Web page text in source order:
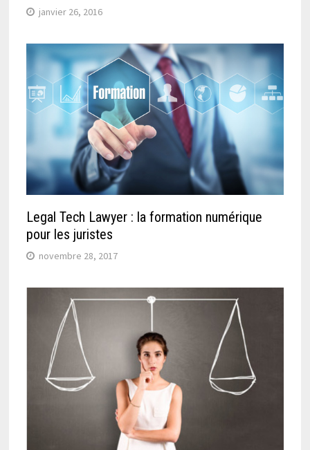
janvier 26, 2016
Legal Tech Lawyer : la formation numérique
pour les juristes
novembre 28, 2017